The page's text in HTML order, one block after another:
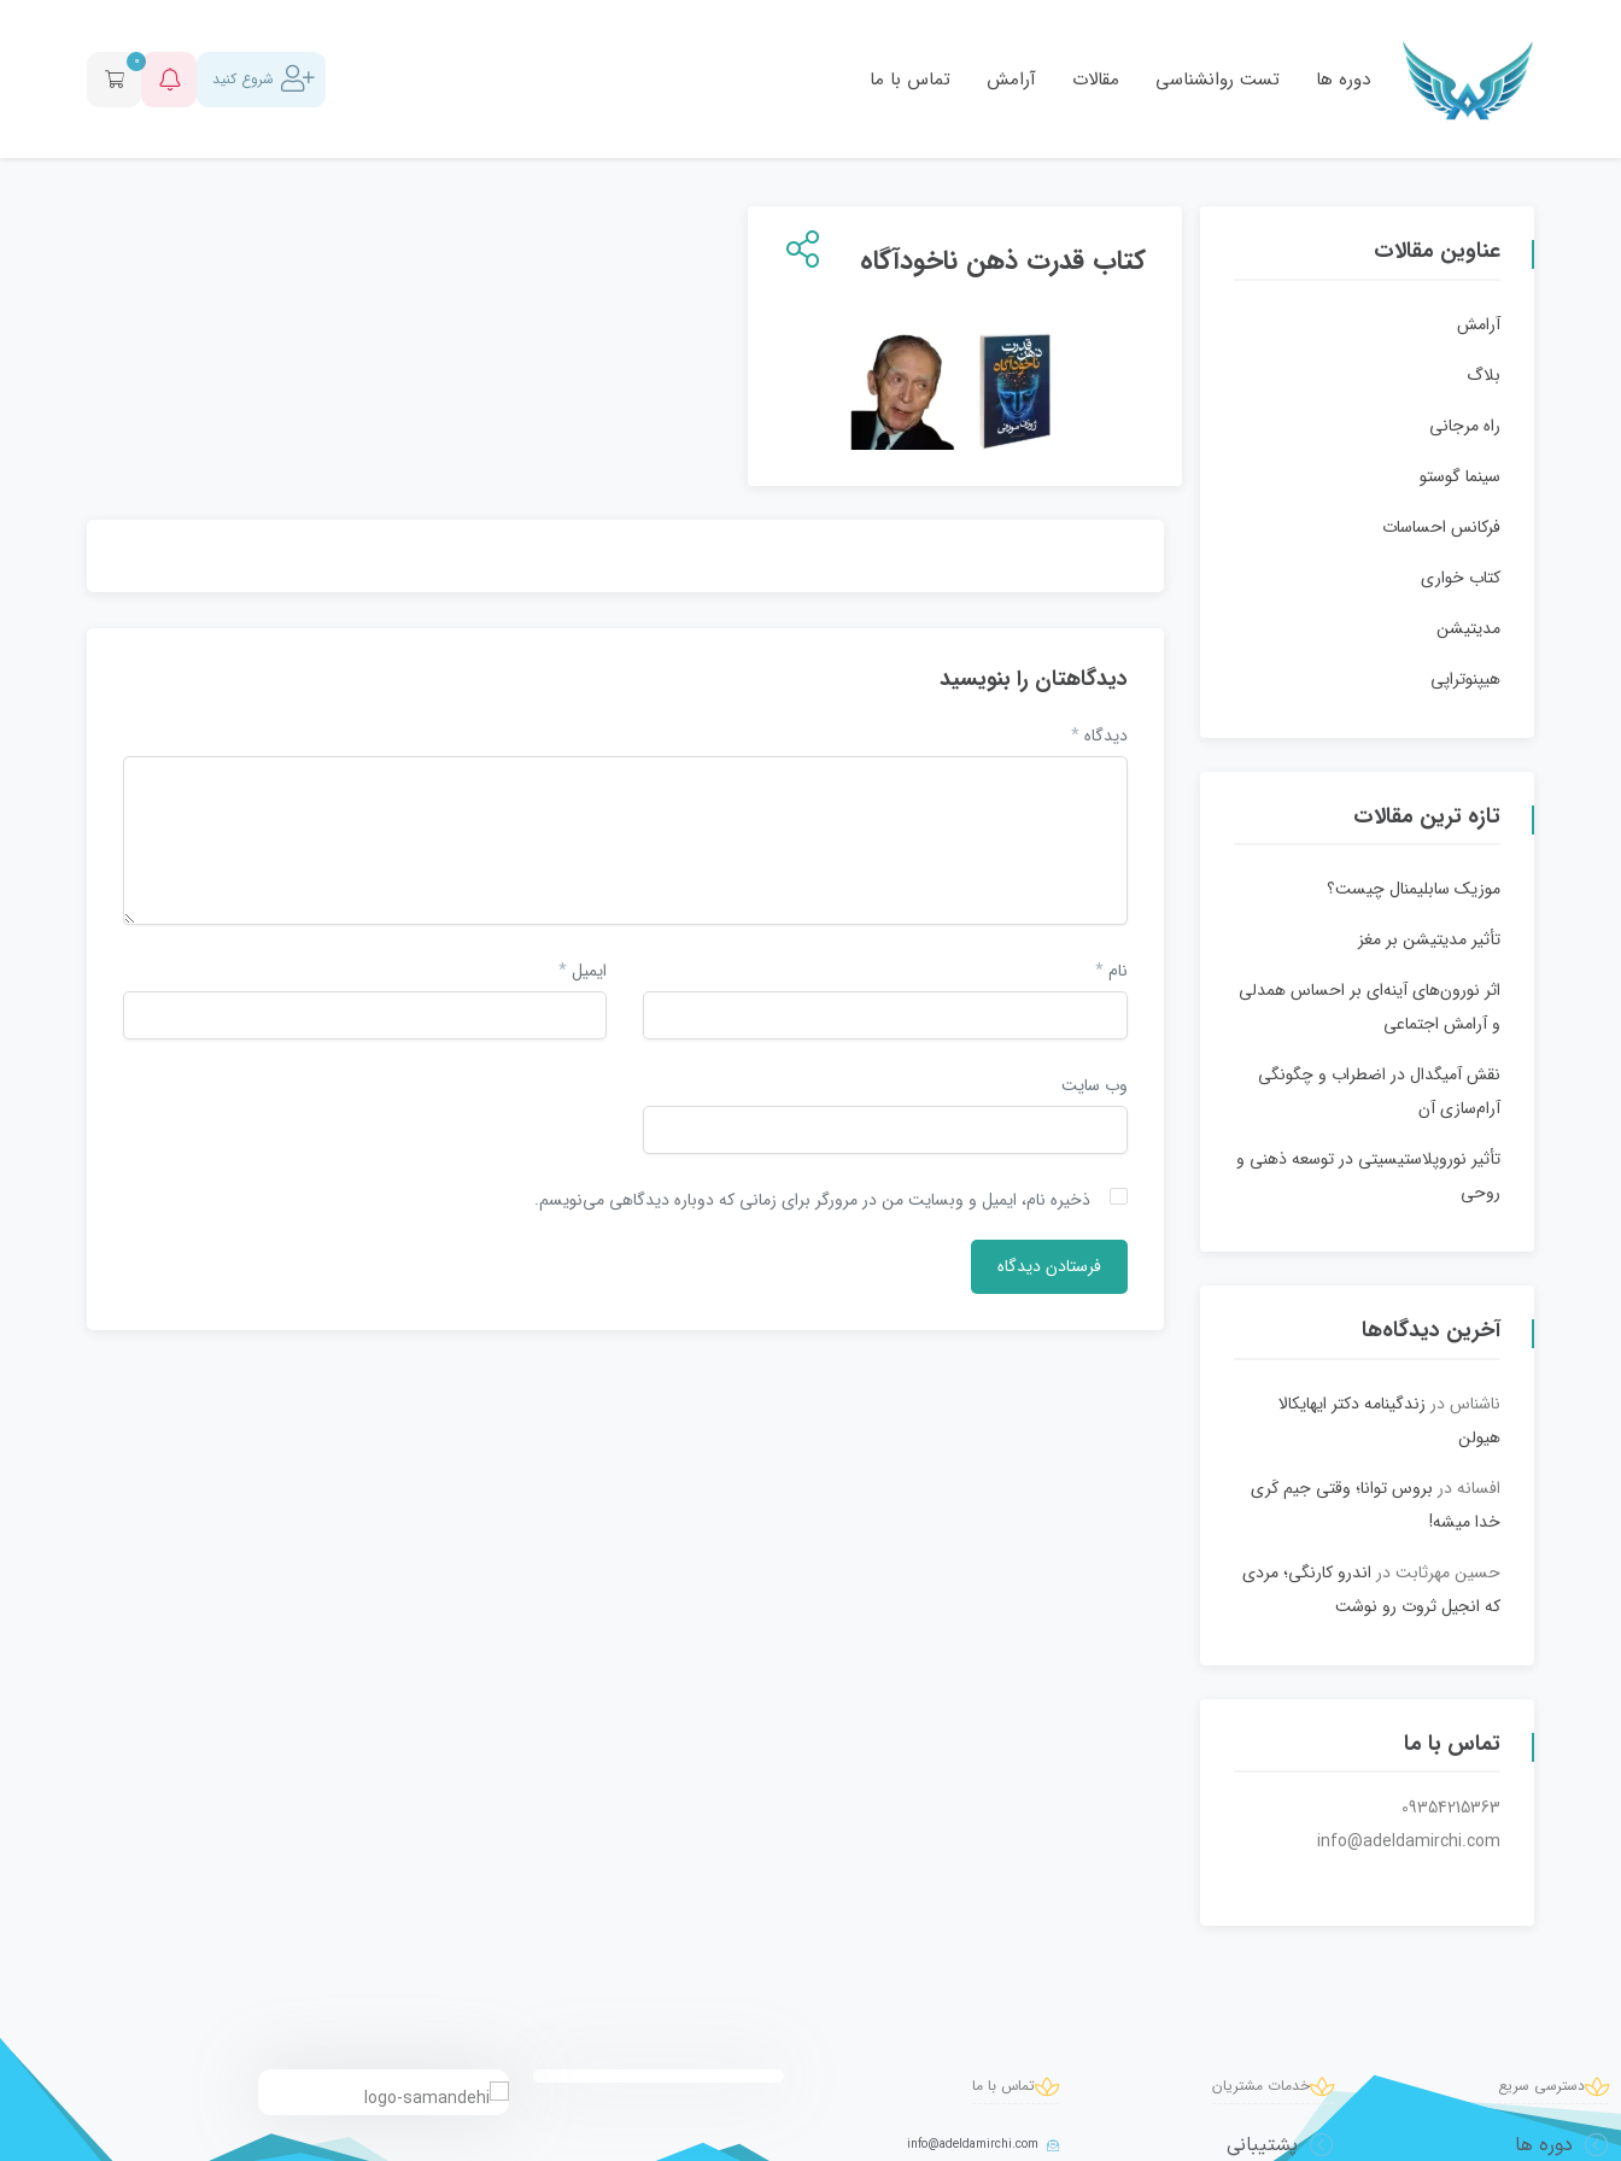
دوره ها تست روانشناسی مقالات آرامش تماس با ما شروع کنید
0
کتاب قدرت ذهن ناخودآگاه
دیدگاهتان را بنویسید
دیدگاه *
نام * ایمیل *
وب‌ سایت
ذخیره نام، ایمیل و وبسایت من در مرورگر برای زمانی که دوباره دیدگاهی می‌نویسم.
عناوین مقالات
آرامش
بلاگ
راه مرجانی
سینما گوستو
فرکانس احساسات
کتاب خواری
مدیتیشن
هیپنوتراپی
تازه ترین مقالات
موزیک سابلیمنال چیست؟
تأثیر مدیتیشن بر مغز
اثر نورون‌های آینه‌ای بر احساس همدلی
و آرامش اجتماعی
نقش آمیگدال در اضطراب و چگونگی
آرام‌سازی آن
تأثیر نوروپلاستیسیتی در توسعه ذهنی و
روحی
آخرین دیدگاه‌ها
ناشناسدر زندگینامه دکتر ایهایکالا
هیولن
افسانه در بروس توانا؛ وقتی جیم کَری
خدا میشه!
حسین مهرثابتدر اندرو کارنگی؛ مردی
که انجیل ثروت رو نوشت
تماس با ما
09354215363
info@adeldamirchi.com
دسترسی سریع
دوره ها
خدمات مشتریان
پشتیبانی
تماس با ما
info@adeldamirchi.com